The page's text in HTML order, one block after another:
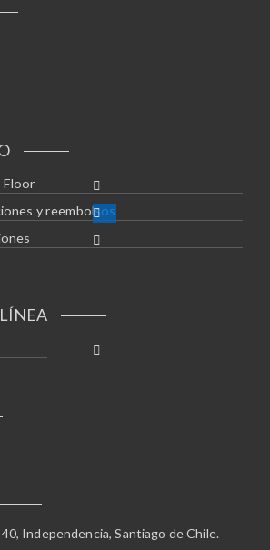
Floor
y reembolsos
Independencia, Santiago de Chile.